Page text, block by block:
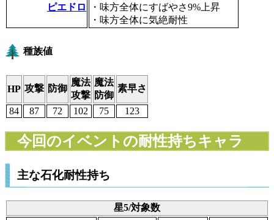
ピエドロ
・味方全体にすばやさ9%上昇
・味方全体に気絶耐性
種族値
HP 攻撃 防御
魔法
攻撃
魔法
防御
素早さ
84 87 72 102 75 123
今回のイベントの耐性持ちキャラ
主な石化耐性持ち
星5/対象数